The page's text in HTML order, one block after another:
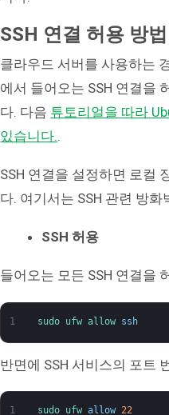
SSH 연결 허용 방법
클라우드 서버를 사용하는
에서 들어오는 SSH 연결을
다. 다음 튜토리얼을 따라
있습니다..
SSH 연결을 설정하면 로컬
다. 여기서는 SSH 관련 방
SSH 허용
들어오는 모든 SSH 연결을
1 sudo ufw allow ssh
반면에 SSH 서비스의 포트
1 sudo ufw allow 22